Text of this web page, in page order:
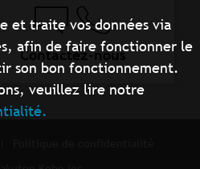
et traite vos données via
afin de faire fonctionner le
son bon fonctionnement.
veuillez lire notre
Contactez-nous